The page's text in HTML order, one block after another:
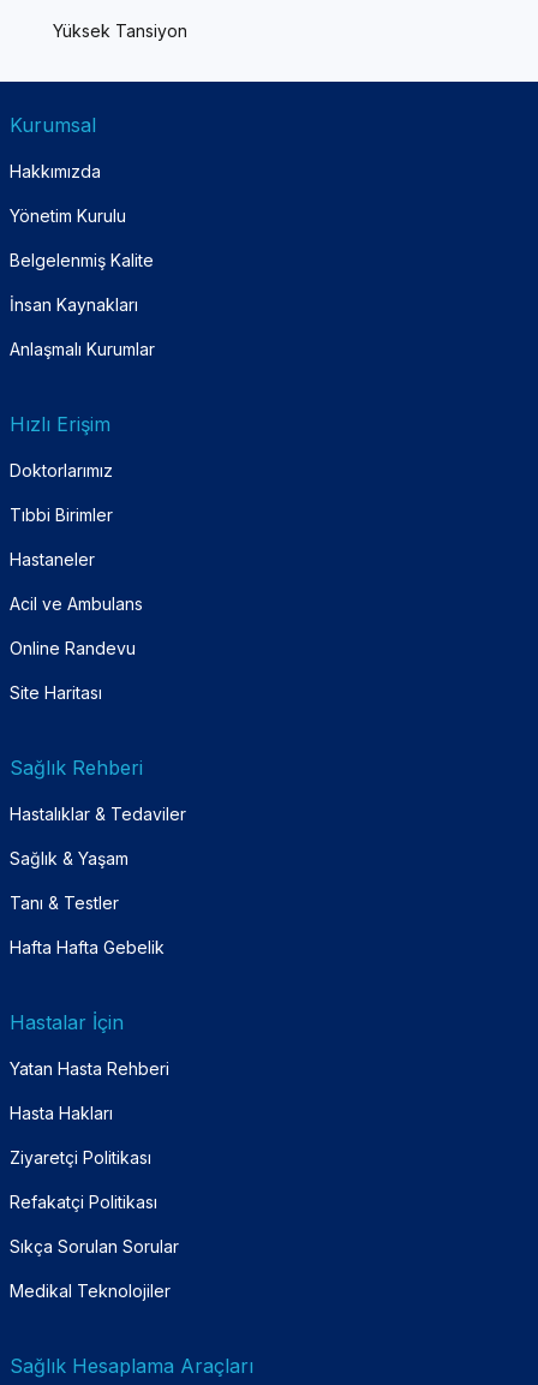
Yüksek Tansiyon
Kurumsal
Hakkımızda
Yönetim Kurulu
Belgelenmiş Kalite
İnsan Kaynakları
Anlaşmalı Kurumlar
Hızlı Erişim
Doktorlarımız
Tıbbi Birimler
Hastaneler
Acil ve Ambulans
Online Randevu
Site Haritası
Sağlık Rehberi
Hastalıklar & Tedaviler
Sağlık & Yaşam
Tanı & Testler
Hafta Hafta Gebelik
Hastalar İçin
Yatan Hasta Rehberi
Hasta Hakları
Ziyaretçi Politikası
Refakatçi Politikası
Sıkça Sorulan Sorular
Medikal Teknolojiler
Sağlık Hesaplama Araçları